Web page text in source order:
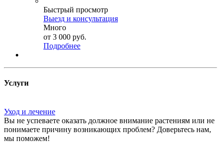
Быстрый просмотр
Выезд и консультация
Много
от 3 000 руб.
Подробнее
Услуги
Уход и лечение
Вы не успеваете оказать должное внимание растениям или не
понимаете причину возникающих проблем? Доверьтесь нам,
мы поможем!